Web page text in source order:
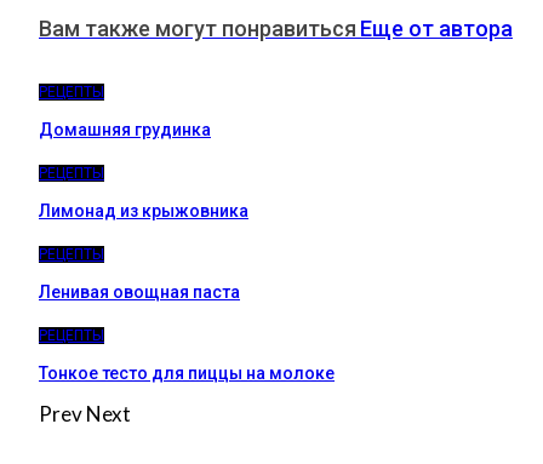
Вам также могут понравиться Еще от автора
РЕЦЕПТЫ
Домашняя грудинка
РЕЦЕПТЫ
Лимонад из крыжовника
РЕЦЕПТЫ
Ленивая овощная паста
РЕЦЕПТЫ
Тонкое тесто для пиццы на молоке
PrevNext